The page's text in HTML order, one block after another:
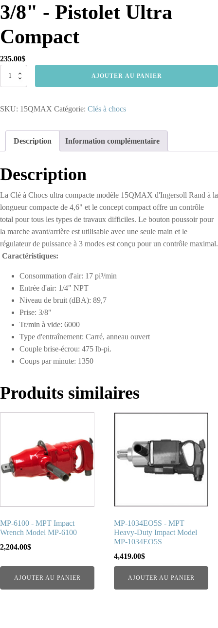
3/8" - Pistolet Ultra
Compact
235.00$
quantité
Clé
Compact
AJOUTER AU PANIER
SKU: 15QMAX Catégorie: Clés à chocs
Description Information complémentaire
Description
La Clé à Chocs ultra compacte modèle 15QMAX d'Ingersoll Rand à la
longueur compacte de 4,6" et le concept compact offre un contrôle
total pour tous les types de travaux difficiles. Le bouton poussoir pour
la marche avant/arrière est utilisable avec une seule main et le
régulateur de puissance à 3 modes est conçu pour un contrôle maximal.
Caractéristiques:
Consommation d'air: 17 pi³/min
Entrée d'air: 1/4" NPT
Niveau de bruit (dBA): 89,7
Prise: 3/8"
Tr/min à vide: 6000
Type d'entraînement: Carré, anneau ouvert
Couple brise-écrou: 475 lb-pi.
Coups par minute: 1350
Produits similaires
MP-6100 - MPT Impact
Wrench Model MP-6100
2,204.00$
AJOUTER AU PANIER
MP-1034EO5S - MPT
Heavy-Duty Impact Model
MP-1034EO5S
4,419.00$
AJOUTER AU PANIER